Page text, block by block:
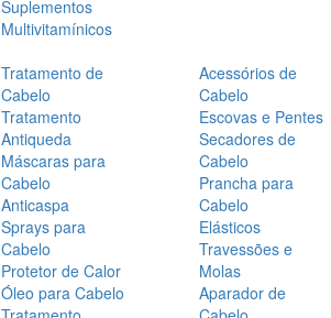
Suplementos
Multivitamínicos
Tratamento de
Cabelo
Tratamento
Antiqueda
Máscaras para
Cabelo
Anticaspa
Sprays para
Cabelo
Protetor de Calor
Óleo para Cabelo
Acessórios de
Cabelo
Escovas e Pentes
Secadores de
Cabelo
Prancha para
Cabelo
Elásticos
Travessões e
Molas
Aparador de